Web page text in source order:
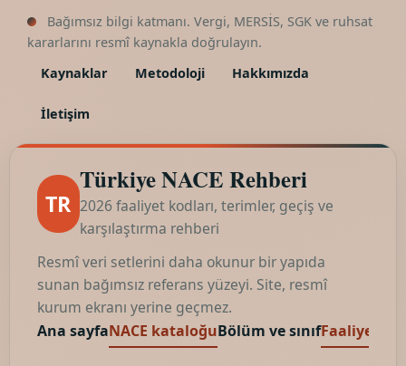
Bağımsız bilgi katmanı. Vergi, MERSİS, SGK ve ruhsat
kararlarını resmî kaynakla doğrulayın.
Kaynaklar
Metodoloji Hakkımızda
İletişim
TR
Türkiye NACE Rehberi
2026 faaliyet kodları, terimler, geçiş ve
karşılaştırma rehberi
Resmî veri setlerini daha okunur bir yapıda
sunan bağımsız referans yüzeyi. Site, resmî
kurum ekranı yerine geçmez.
Ana sayfaNACE kataloğuBölüm ve sınıfFaaliyet